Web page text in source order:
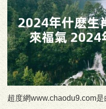
超度網www.chaodu9.com